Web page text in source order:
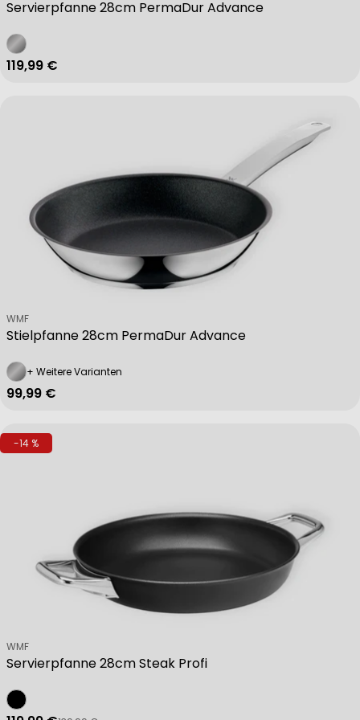
Servierpfanne 28cm PermaDur Advance
Regulärer Preis
119,99 €
Stielpfanne 28cm PermaDur Advance
Verkäufer:
WMF
+ Weitere Varianten
Regulärer Preis
99,99 €
-14 %
Servierpfanne 28cm Steak Profi
Verkäufer:
WMF